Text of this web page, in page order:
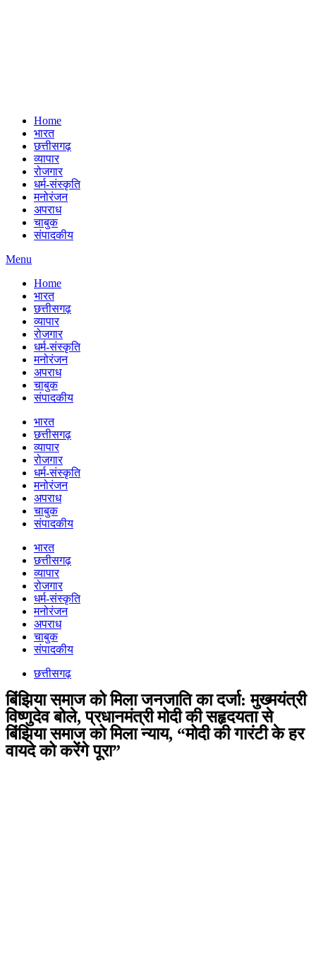
Home
भारत
छत्तीसगढ़
व्यापार
रोजगार
धर्म-संस्कृति
मनोरंजन
अपराध
चाबुक
संपादकीय
Menu
Home
भारत
छत्तीसगढ़
व्यापार
रोजगार
धर्म-संस्कृति
मनोरंजन
अपराध
चाबुक
संपादकीय
भारत
छत्तीसगढ़
व्यापार
रोजगार
धर्म-संस्कृति
मनोरंजन
अपराध
चाबुक
संपादकीय
भारत
छत्तीसगढ़
व्यापार
रोजगार
धर्म-संस्कृति
मनोरंजन
अपराध
चाबुक
संपादकीय
छत्तीसगढ़
बिंझिया समाज को मिला जनजाति का दर्जा: मुख्मयंत्री
विष्णुदेव बोले, प्रधानमंत्री मोदी की सहृदयता से
बिंझिया समाज को मिला न्याय, “मोदी की गारंटी के हर
वायदे को करेंगे पूरा”